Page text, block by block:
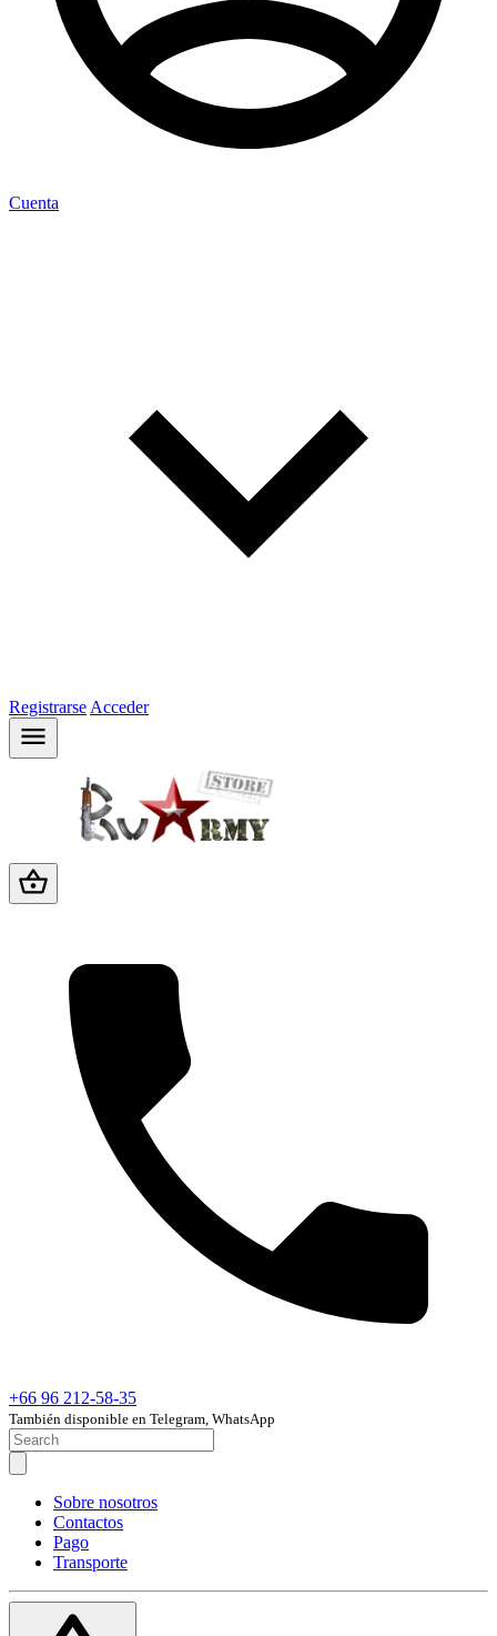
Cuenta
Registrarse Acceder
+66 96 212-58-35
También disponible en Telegram, WhatsApp
Sobre nosotros
Contactos
Pago
Transporte